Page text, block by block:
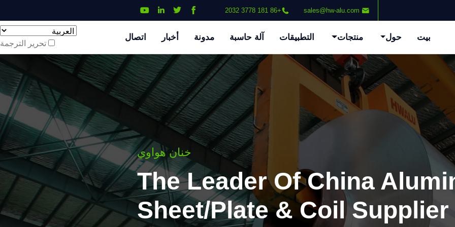
sales@hw-alu.com
+86 181 3778 2032
بيت حول منتجات التطبيقات آلة حاسبة مدونة أخبار اتصال
تحرير الترجمة
خنان هواوي
The Leader Of China
Sheet/Plate & Coil Supplier